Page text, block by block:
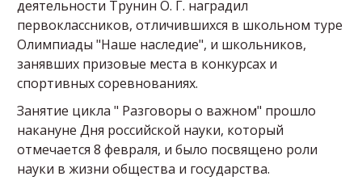
деятельности Трунин О. Г. наградил
первоклассников, отличившихся в школьном туре
Олимпиады "Наше наследие", и школьников,
занявших призовые места в конкурсах и
спортивных соревнованиях.
Занятие цикла " Разговоры о важном" прошло
накануне Дня российской науки, который
отмечается 8 февраля, и было посвящено роли
науки в жизни общества и государства.